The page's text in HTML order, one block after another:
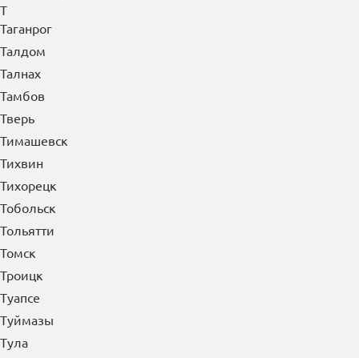
Т
Таганрог
Талдом
Талнах
Тамбов
Тверь
Тимашевск
Тихвин
Тихорецк
Тобольск
Тольятти
Томск
Троицк
Туапсе
Туймазы
Тула